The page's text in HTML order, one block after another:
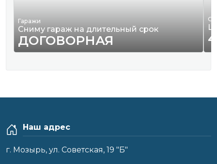
Гаражи
Сниму гараж на длительный срок
ДОГОВОРНАЯ
Наш адрес
г. Мозырь, ул. Советская, 19 "Б"